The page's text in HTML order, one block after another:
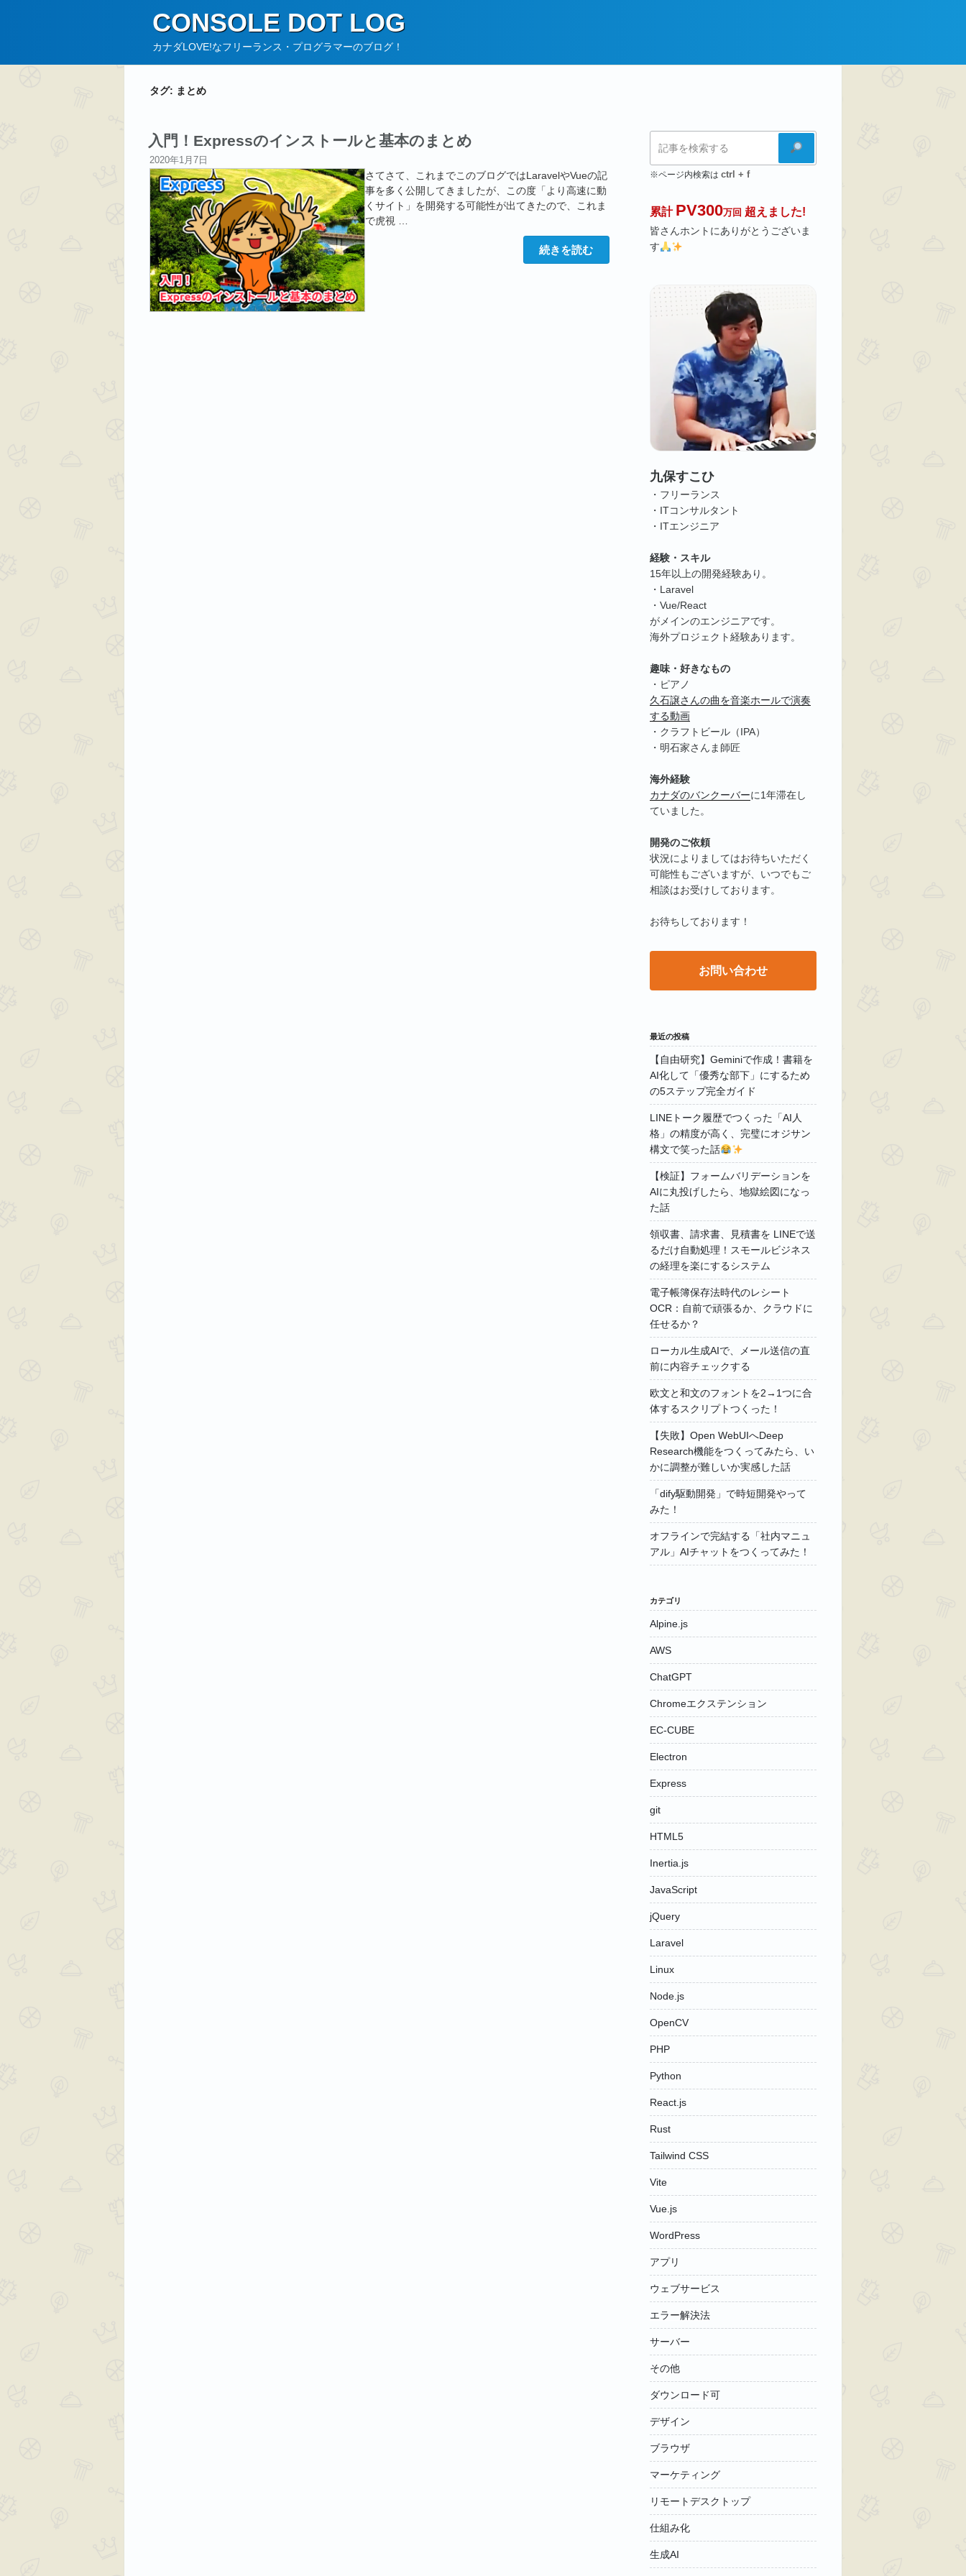
ン
CONSOLE DOT LOG
カナダLOVE!なフリーランス・プログラマーのブログ！
タグ: まとめ
入門！Expressのインストールと基本のまとめ
投
稿
日:
2020年1月7日
さてさて、これまでこのブログではLaravelやVueの記
事を多く公開してきましたが、この度「より高速に動
くサイト」を開発する可能性が出てきたので、これま
で虎視 …
“入
門！
続きを読む
検
索
※ページ内検索は ctrl + f
累計 PV300万回 超えました!
皆さんホントにありがとうございま
す
九保すこひ
・フリーランス
・ITコンサルタント
・ITエンジニア
経験・スキル
15年以上の開発経験あり。
・Laravel
・Vue/React
がメインのエンジニアです。
海外プロジェクト経験あります。
趣味・好きなもの
・ピアノ
久石譲さんの曲を音楽ホールで演奏
する動画
・クラフトビール（IPA）
・明石家さんま師匠
海外経験
カナダのバンクーバーに1年滞在し
ていました。
開発のご依頼
状況によりましてはお待ちいただく
可能性もございますが、いつでもご
相談はお受けしております。
お待ちしております！
お問い合わせ
最近の投稿
【自由研究】Geminiで作成！書籍を
AI化して「優秀な部下」にするため
の5ステップ完全ガイド
LINEトーク履歴でつくった「AI人
格」の精度が高く、完璧にオジサン
構文で笑った話
【検証】フォームバリデーションを
AIに丸投げしたら、地獄絵図になっ
た話
領収書、請求書、見積書を LINEで送
るだけ自動処理！スモールビジネス
の経理を楽にするシステム
電子帳簿保存法時代のレシート
OCR：自前で頑張るか、クラウドに
任せるか？
ローカル生成AIで、メール送信の直
前に内容チェックする
欧文と和文のフォントを2→1つに合
体するスクリプトつくった！
【失敗】Open WebUIへDeep
Research機能をつくってみたら、い
かに調整が難しいか実感した話
「dify駆動開発」で時短開発やって
みた！
オフラインで完結する「社内マニュ
アル」AIチャットをつくってみた！
カテゴリ
Alpine.js
AWS
ChatGPT
Chromeエクステンション
EC-CUBE
Electron
Express
git
HTML5
Inertia.js
JavaScript
jQuery
Laravel
Linux
Node.js
OpenCV
PHP
Python
React.js
Rust
Tailwind CSS
Vite
Vue.js
WordPress
アプリ
ウェブサービス
エラー解決法
サーバー
その他
ダウンロード可
デザイン
ブラウザ
マーケティング
リモートデスクトップ
仕組み化
生成AI